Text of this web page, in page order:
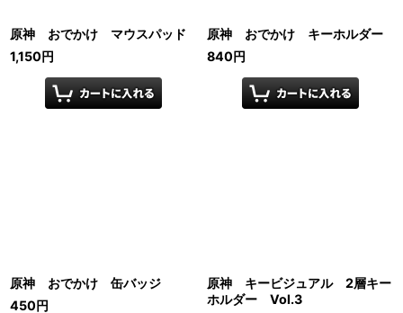
原神 おでかけ マウスパッド
1,150円
原神 おでかけ キーホルダー
840円
原神 おでかけ 缶バッジ
450円
原神 キービジュアル 2層キー
ホルダー Vol.3